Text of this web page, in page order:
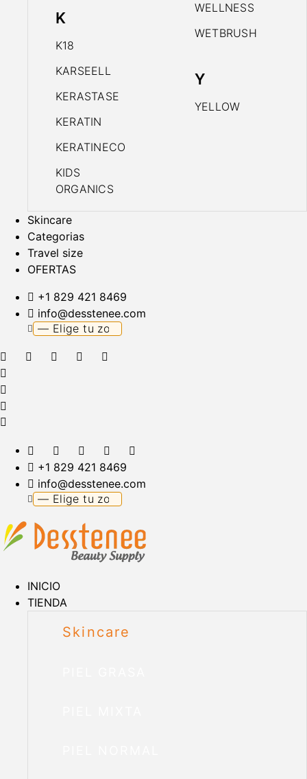
K
K18
KARSEELL
KERASTASE
KERATIN
KERATINECO
KIDS
ORGANICS
WELLNESS
WETBRUSH
Y
YELLOW
Skincare
Categorias
Travel size
OFERTAS
+1 829 421 8469
info@desstenee.com
+1 829 421 8469
info@desstenee.com
INICIO
TIENDA
Skincare